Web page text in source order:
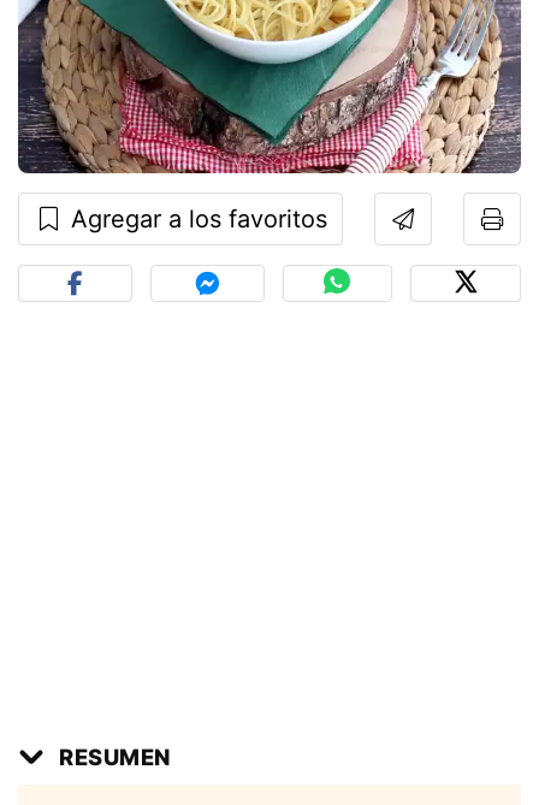
Agregar a los favoritos
RESUMEN